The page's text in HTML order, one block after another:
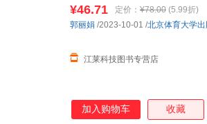
¥46.71 定价： ¥78.00 (5.99折)
江莱科技图书专营店
郭丽娟 /2023-10-01 /北京体育大学
加入购物车 收藏